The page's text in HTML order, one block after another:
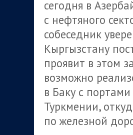
сегодня в
с нефтяного
собеседник
Кыргызстану
проявит в этом
возможно
в Баку с
Туркмении,
по железной